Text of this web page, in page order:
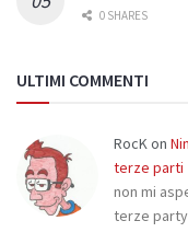
0 SHARES
ULTIMI COMMENTI
RocKon
terze parti
non mi
terze